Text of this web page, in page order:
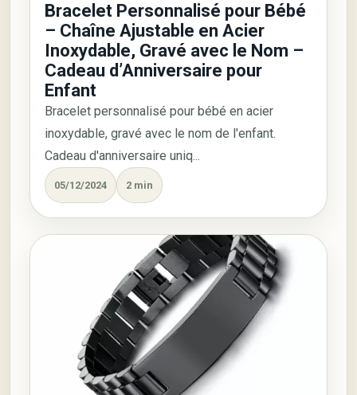
Bracelet Personnalisé pour Bébé
– Chaîne Ajustable en Acier
Inoxydable, Gravé avec le Nom –
Cadeau d’Anniversaire pour
Enfant
Bracelet personnalisé pour bébé en acier
inoxydable, gravé avec le nom de l'enfant.
Cadeau d'anniversaire uniq...
05/12/2024 2 min